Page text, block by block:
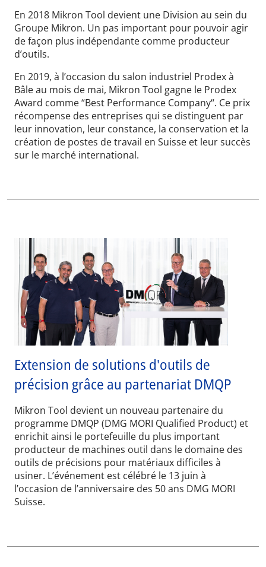
En 2018 Mikron Tool devient une Division au sein du
Groupe Mikron. Un pas important pour pouvoir agir
de façon plus indépendante comme producteur
d’outils.
En 2019, à l’occasion du salon industriel Prodex à
Bâle au mois de mai, Mikron Tool gagne le Prodex
Award comme “Best Performance Company“. Ce prix
récompense des entreprises qui se distinguent par
leur innovation, leur constance, la conservation et la
création de postes de travail en Suisse et leur succès
sur le marché international.
Extension de solutions d'outils de
précision grâce au partenariat DMQP
Mikron Tool devient un nouveau partenaire du
programme DMQP (DMG MORI Qualified Product) et
enrichit ainsi le portefeuille du plus important
producteur de machines outil dans le domaine des
outils de précisions pour matériaux difficiles à
usiner. L’événement est célébré le 13 juin à
l’occasion de l’anniversaire des 50 ans DMG MORI
Suisse.